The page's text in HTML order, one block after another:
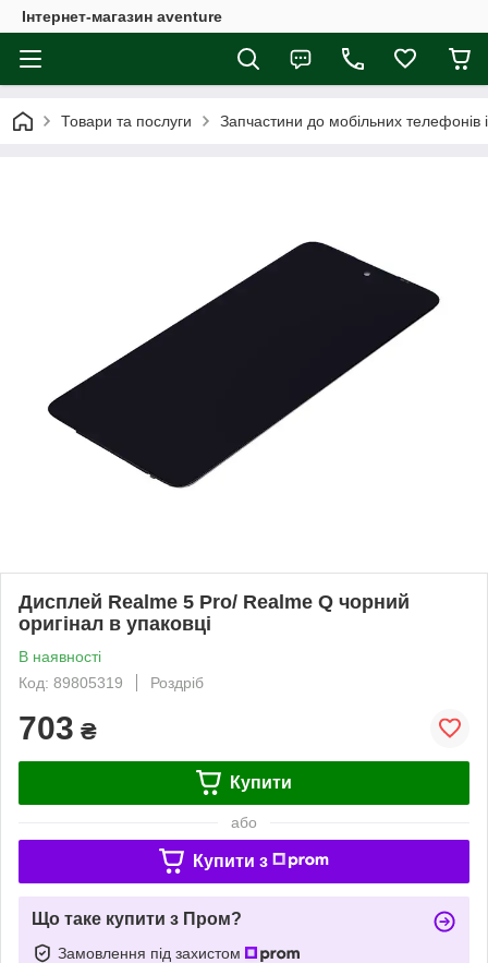
Інтернет-магазин aventure
Товари та послуги Запчастини до мобільних телефонів
Дисплей Realme 5 Pro/ Realme Q чорний
оригінал в упаковці
В наявності
Код: 89805319
Роздріб
703 ₴
Купити
або
Купити з
Що таке купити з Пром?
Замовлення під захистом